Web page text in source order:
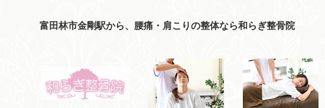
富田林市金剛駅から、腰痛・肩こりの整体なら和らぎ整骨院